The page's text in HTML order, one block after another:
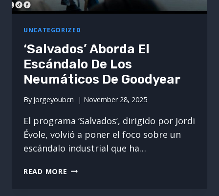
UNCATEGORIZED
‘Salvados’ Aborda El
Escándalo De Los
Neumáticos De Goodyear
By jorgeyoubcn November 28, 2025
El programa ‘Salvados’, dirigido por Jordi
Évole, volvió a poner el foco sobre un
escándalo industrial que ha…
READ MORE ‘SALVADOS’